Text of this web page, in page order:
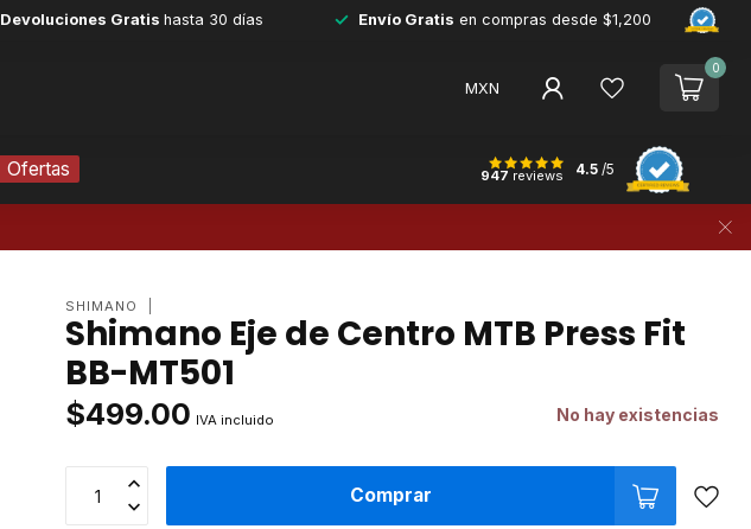
Devoluciones Gratis hasta 30 días Envío Gratis en compras desde $1,200
MXN
0
Ofertas 947 reviews 4.5 /5
SHIMANO
Shimano Eje de Centro MTB Press Fit
BB-MT501
$499.00 IVA incluido No hay existencias
Comprar